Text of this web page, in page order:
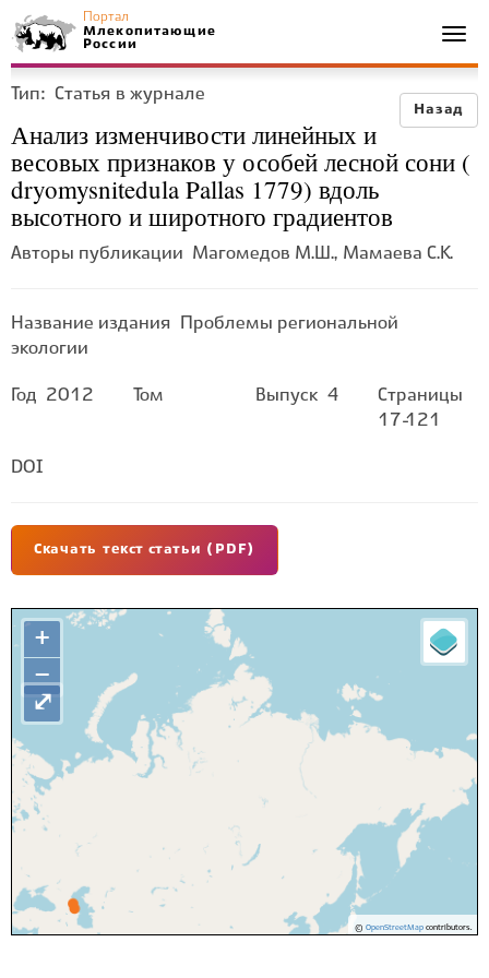
Портал
Млекопитающие
России
Назад
Тип: Статья в журнале
Анализ изменчивости линейных и
весовых признаков у особей лесной сони (
dryomysnitedula Pallas 1779) вдоль
высотного и широтного градиентов
Авторы публикации Магомедов М.Ш., Мамаева С.К.
Название издания
Проблемы региональной
экологии
Год 2012 Том Выпуск 4
Страницы
17-121
DOI
Скачать текст статьи (PDF)
+
−
© OpenStreetMapcontributors.
⤢